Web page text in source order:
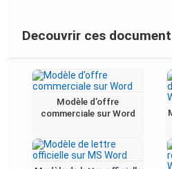
Decouvrir ces
Modèle d’offre
commerciale sur Word